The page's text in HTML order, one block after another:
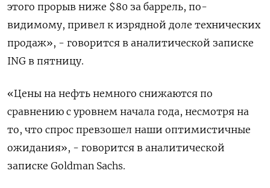
этого прорыв ниже $80 за баррель, по-
видимому, привел к изрядной доле технических
продаж», - говорится в аналитической записке
ING в пятницу.
«Цены на нефть немного снижаются по
сравнению с уровнем начала года, несмотря на
то, что спрос превзошел наши оптимистичные
ожидания», - говорится в аналитической
записке Goldman Sachs.